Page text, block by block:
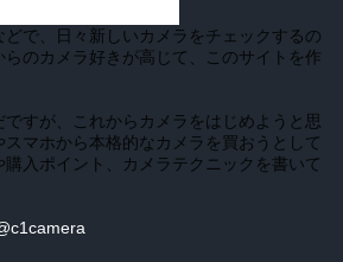
で、日々新しいカメラをチェックするの
のカメラ好きが高じて、このサイトを作
すが、これからカメラをはじめようと思
マホから本格的なカメラを買おうとして
入ポイント、カメラテクニックを書いて